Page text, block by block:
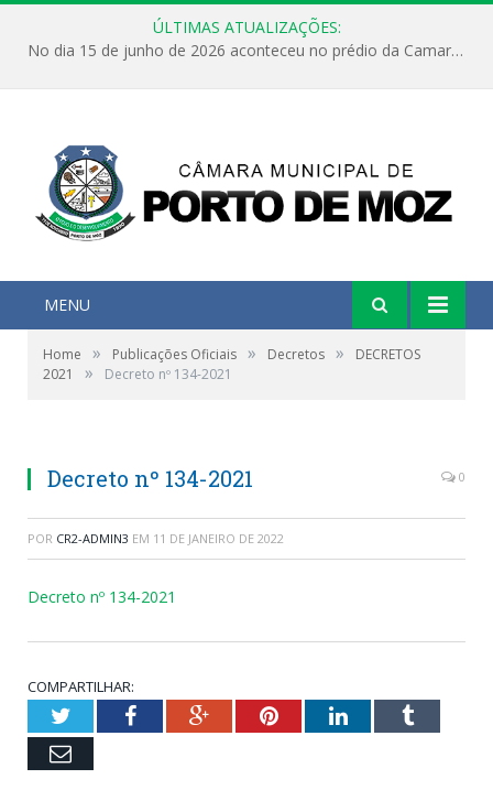
ÚLTIMAS ATUALIZAÇÕES:
No dia 15 de junho de 2026 aconteceu no prédio da Camara Municipal de Porto de Moz /Pará a Sessão Ordinária
MENU
Home » Publicações Oficiais » Decretos »
DECRETOS
2021
» Decreto nº 134-2021
Decreto nº 134-2021 0
POR CR2-ADMIN3 EM 11 DE JANEIRO DE 2022
Decreto nº 134-2021
COMPARTILHAR:
TwitterFacebookGoogle+PinterestLinkedInTumblr
Email